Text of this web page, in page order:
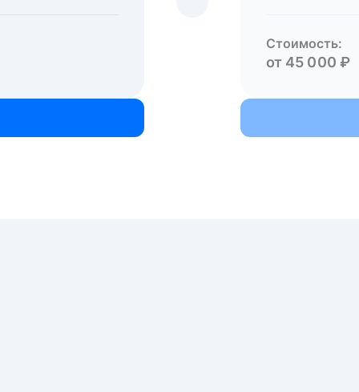
Стоимость:
от 45 000 ₽